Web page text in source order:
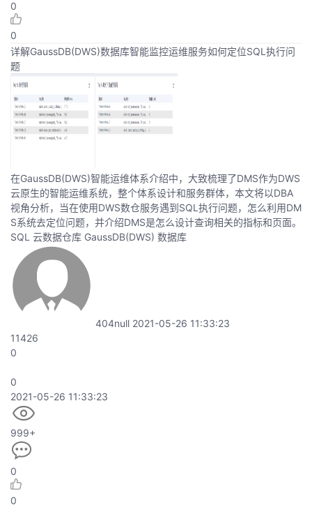
0
0
详解GaussDB(DWS)数据库智能监控运维服务如何定位SQL执行问
题
在GaussDB(DWS)智能运维体系介绍中，大致梳理了DMS作为DWS
云原生的智能运维系统，整个体系设计和服务群体，本文将以DBA
视角分析，当在使用DWS数仓服务遇到SQL执行问题，怎么利用DM
S系统去定位问题，并介绍DMS是怎么设计查询相关的指标和页面。
SQL 云数据仓库 GaussDB(DWS) 数据库
404null 2021-05-26 11:33:23
11426
0
0
2021-05-26 11:33:23
999+
0
0